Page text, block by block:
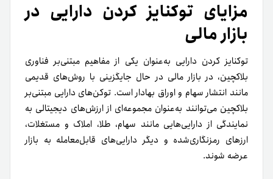
مزایای توکنایز کردن دارایی در
بازار مالی
توکنایز کردن دارایی به‌عنوان یکی از مفاهیم مبتنی‌بر فناوری
بلاکچین، در بازار مالی در حال جایگزینی با روش‌های قدیمی
مانند انتشار سهام و اوراق بهادار است. توکن‌های دارایی مبتنی‌بر
بلاکچین می‌توانند به‌عنوان مجموعه‌ای از ارزش‌های دیجیتالی به
نمایندگی از دارایی‌هایی مانند سهام، طلا، املاک و مستغلات،
ارزهای رمزنگاری‌شده و دیگر دارایی‌های قابل‌معامله به بازار
عرضه شوند.